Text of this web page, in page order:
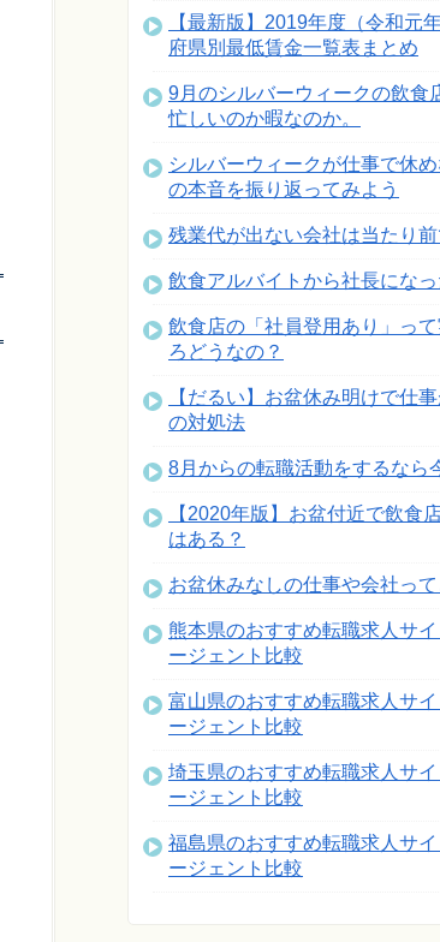
【最新版】2019年度（令和元
府県別最低賃金一覧表まとめ
9月のシルバーウィークの飲食
忙しいのか暇なのか。
シルバーウィークが仕事で休
の本音を振り返ってみよう
残業代が出ない会社は当たり
飲食アルバイトから社長にな
飲食店の「社員登用あり」って
ろどうなの？
【だるい】お盆休み明けで仕
の対処法
8月からの転職活動をするなら
【2020年版】お盆付近で飲食
はある？
お盆休みなしの仕事や会社って
熊本県のおすすめ転職求人サ
ージェント比較
富山県のおすすめ転職求人サ
ージェント比較
埼玉県のおすすめ転職求人サ
ージェント比較
福島県のおすすめ転職求人サ
ージェント比較